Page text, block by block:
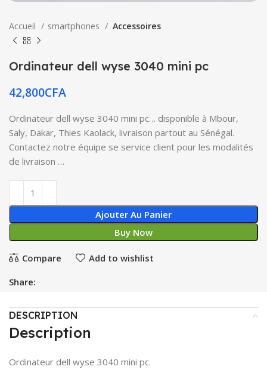
Accueil smartphones Accessoires
Ordinateur dell wyse 3040 mini pc
42,800CFA
Ordinateur dell wyse 3040 mini pc… disponible à Mbour,
Saly, Dakar, Thies Kaolack, livraison partout au Sénégal.
Contactez notre équipe se service client pour les modalités
de livraison …
Ajouter Au Panier
Buy Now
Compare Add to wishlist
Share:
DESCRIPTION
Description
Ordinateur dell wyse 3040 mini pc.